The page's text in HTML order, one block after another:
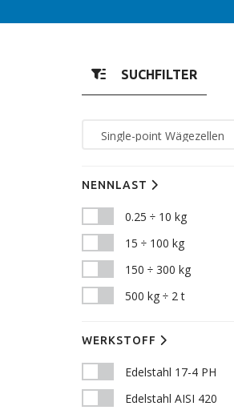
SUCHFILTER
NENNLAST
0.25 ÷ 10 kg
15 ÷ 100 kg
150 ÷ 300 kg
500 kg ÷ 2 t
WERKSTOFF
Edelstahl 17-4 PH
Edelstahl AISI 420